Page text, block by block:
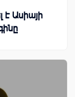
է Ասիայի